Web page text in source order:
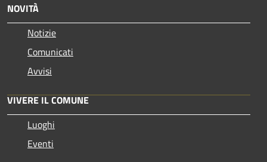
NOVITÀ
Notizie
Comunicati
Avvisi
VIVERE IL COMUNE
Luoghi
Eventi